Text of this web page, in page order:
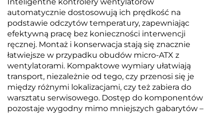
automatycznie dostosowują ich prędkość na
podstawie odczytów temperatury, zapewniając
efektywną pracę bez konieczności interwencji
ręcznej. Montaż i konserwacja stają się znacznie
łatwiejsze w przypadku obudów micro-ATX z
wentylatorami. Kompaktowe wymiary ułatwiają
transport, niezależnie od tego, czy przenosi się je
między różnymi lokalizacjami, czy też zabiera do
warsztatu serwisowego. Dostęp do komponentów
pozostaje wygodny mimo mniejszych gabarytów –